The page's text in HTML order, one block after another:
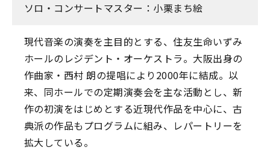
ソロ・コンサートマスター：小栗まち絵
現代音楽の演奏を主目的とする、住友生命いずみ
ホールのレジデント・オーケストラ。大阪出身の
作曲家・西村 朗の提唱により2000年に結成。以
来、同ホールでの定期演奏会を主な活動とし、新
作の初演をはじめとする近現代作品を中心に、古
典派の作品もプログラムに組み、レパートリーを
拡大している。